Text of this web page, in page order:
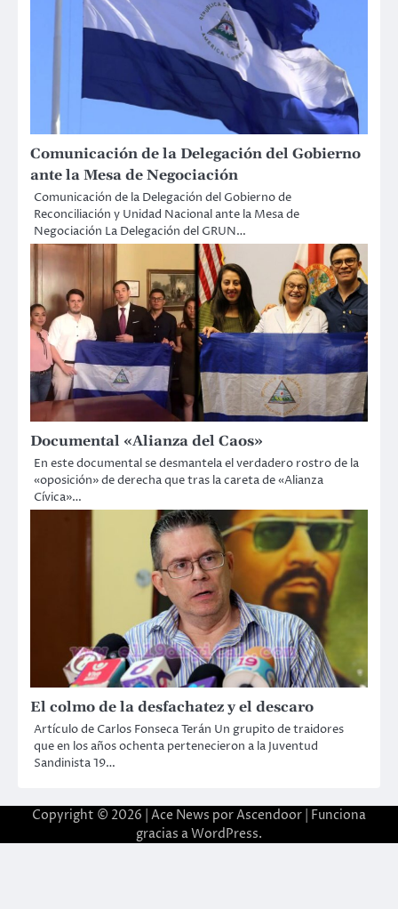
Comunicación de la Delegación del Gobierno
ante la Mesa de Negociación
Comunicación de la Delegación del Gobierno de
Reconciliación y Unidad Nacional ante la Mesa de
Negociación La Delegación del GRUN…
Documental «Alianza del Caos»
En este documental se desmantela el verdadero rostro de la
«oposición» de derecha que tras la careta de «Alianza
Cívica»…
El colmo de la desfachatez y el descaro
Artículo de Carlos Fonseca Terán Un grupito de traidores
que en los años ochenta pertenecieron a la Juventud
Sandinista 19…
Copyright © 2026 | Ace News porAscendoor | Funciona
gracias aWordPress.